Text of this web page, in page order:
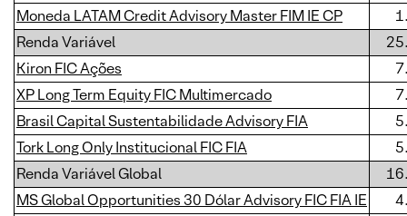
Moneda LATAM Credit Advisory Master FIM IE CP
Renda Variável
Kiron FIC Ações
XP Long Term Equity FIC Multimercado
Brasil Capital Sustentabilidade Advisory FIA
Tork Long Only Institucional FIC FIA
Renda Variável Global
MS Global Opportunities 30 Dólar Advisory FIC FIA IE